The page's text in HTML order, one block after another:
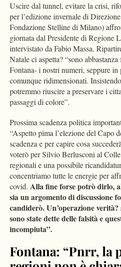
Uscire dal tunnel, evitare la crisi,
per l’edizione invernale di
Fondazione Stelline di Milano)
giornata dal Presidente di Regione
intervistato da Fabio Massa.
Natale ci aspetta? “sono
Fontana- i nostri numeri, seppure in
comunque ridimensionati.
potremmo riuscire a preservare i
passaggi di colore”.
Prossima scadenza politica
“Aspetto pima l’elezione del Capo
scadenza e per capire cosa
voterò per Silvio Berlusconi al
regionali e una possibile
concentriamo tutte le energie per
covid. Alla fine forse potrò dirlo,
sia un argomento di discussione
candiderò. Un’operazione
sono state dette delle falsità e
incompiuta”.
Fontana: “Pnrr, la